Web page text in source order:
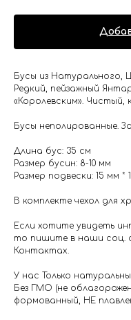
Бусы из Натурального,
Редкий, пейзажный
«Королевским». Чистый,
Бусы неполированные.
Длина бус: 35 см
Размер бусин: 8-10 мм
Размер подвески: 15 мм *
В комплекте чехол для
Если хотите увидеть
то пишите в наши соц.
Контактах.
У нас Только
Без ГМО (не
формованный, НЕ